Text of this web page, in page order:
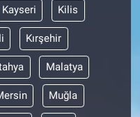
Kayseri Kilis
Kırşehir
Malatya
Muğla